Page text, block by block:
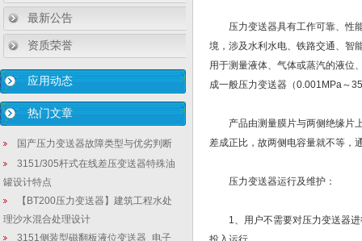
最新公告
资质荣誉
应用动态
热门文章
国产压力变送器故障类型与优劣判断
3151/305杆式在线差压变送器特殊油
罐设计特点
【BT200压力变送器】建筑工程水处
理沙水混合处理设计
3151侧装型磁翻板液位变送器_电子
压力变送器具有工作可靠、性能
境，涉及水利水电、铁路交通、智
用于测量液体、气体或蒸汽的液位
成一般压力变送器（0.001MPa～
产品由测量膜片与两侧绝缘片上
差成正比，故两侧电容量就不等，
压力变送器运行及维护：
1、用户不需要对压力变送器进